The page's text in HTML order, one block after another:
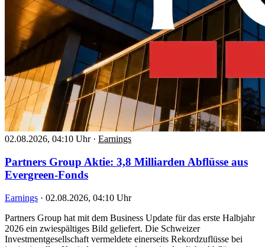
02.08.2026, 04:10 Uhr · Earnings
Partners Group Aktie: 3,8 Milliarden Abflüsse aus
Evergreen-Fonds
Earnings · 02.08.2026, 04:10 Uhr
Partners Group hat mit dem Business Update für das erste Halbjahr
2026 ein zwiespältiges Bild geliefert. Die Schweizer
Investmentgesellschaft vermeldete einerseits Rekordzuflüsse bei